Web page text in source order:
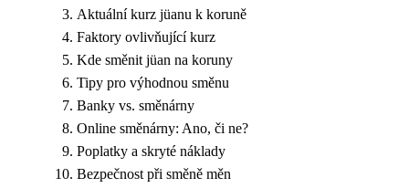
Aktuální kurz jüanu k koruně
Faktory ovlivňující kurz
Kde směnit jüan na koruny
Tipy pro výhodnou směnu
Banky vs. směnárny
Online směnárny: Ano, či ne?
Poplatky a skryté náklady
Bezpečnost při směně měn